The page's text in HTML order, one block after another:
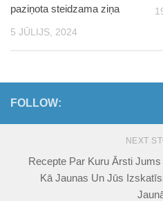
paziņota steidzama ziņa
5 JŪLIJS, 2024
FOLLOW:
NEXT
Recepte Par Kuru Ārsti
Kā Jaunas Un Jūs